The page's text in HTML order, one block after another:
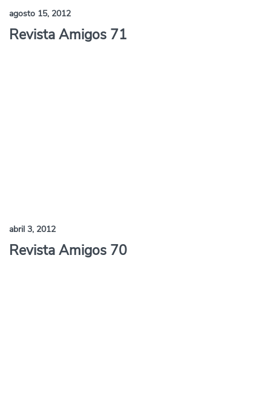
agosto 15, 2012
Revista Amigos 71
abril 3, 2012
Revista Amigos 70